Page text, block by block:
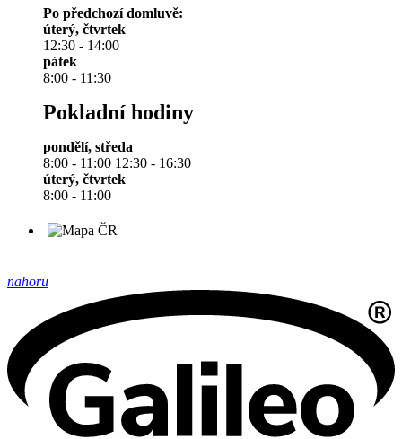
Po předchozí domluvě:
úterý, čtvrtek
12:30 - 14:00
pátek
8:00 - 11:30
Pokladní hodiny
pondělí, středa
8:00 - 11:00 12:30 - 16:30
úterý, čtvrtek
8:00 - 11:00
nahoru